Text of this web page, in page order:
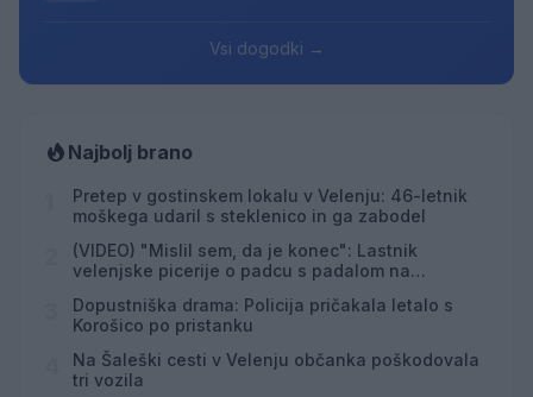
Vsi dogodki →
Najbolj brano
Pretep v gostinskem lokalu v Velenju: 46-letnik
moškega udaril s steklenico in ga zabodel
(VIDEO) "Mislil sem, da je konec": Lastnik
velenjske picerije o padcu s padalom na
Dopustniška drama: Policija pričakala letalo s
Korošico po pristanku
Na Šaleški cesti v Velenju občanka poškodovala
tri vozila